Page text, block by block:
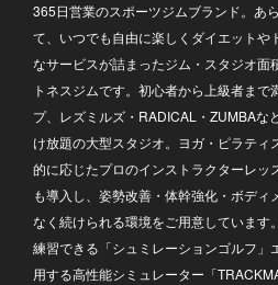
365日営業のスポーツジムブランド。あ
て、いつでも自由に楽しくダイエットや
なサービスが詰まったジム・スタジオ面
トネスジムです。初心者から上級者まで
プ、レズミルズ・RADICAL・ZUMBAな
け放題の大型スタジオ。ヨガ・ピラティ
的に応じたプロのインストラクターレッ
も導入し、姿勢改善・体幹強化・ボディ
なく続けられる環境をご用意しています
練習できる「シュミレーションゴルフ」
用する高性能シミュレーター「